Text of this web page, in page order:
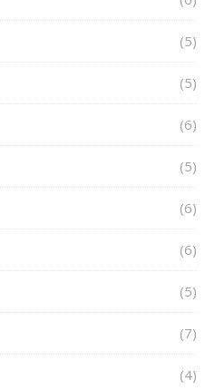
(5)
(5)
(6)
(5)
(6)
(6)
(5)
(7)
(4)